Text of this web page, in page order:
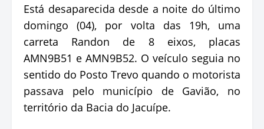
Está desaparecida desde a noite do último
domingo (04), por volta das 19h, uma
carreta Randon de 8 eixos, placas
AMN9B51 e AMN9B52. O veículo seguia no
sentido do Posto Trevo quando o motorista
passava pelo município de Gavião, no
território da Bacia do Jacuípe.